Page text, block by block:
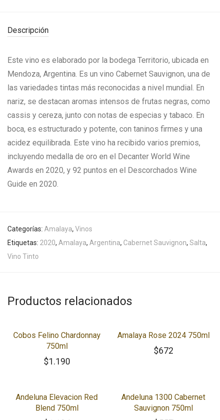
Descripción
Este vino es elaborado por la bodega Territorio, ubicada en
Mendoza, Argentina. Es un vino Cabernet Sauvignon, una de
las variedades tintas más reconocidas a nivel mundial. En
nariz, se destacan aromas intensos de frutas negras, como
cassis y cereza, junto con notas de especias y tabaco. En
boca, es estructurado y potente, con taninos firmes y una
acidez equilibrada. Este vino ha recibido varios premios,
incluyendo medalla de oro en el Decanter World Wine
Awards en 2020, y 92 puntos en el Descorchados Wine
Guide en 2020.
Categorías: Amalaya, Vinos
Etiquetas: 2020, Amalaya, Argentina, Cabernet Sauvignon, Salta,
Vino Tinto
Productos relacionados
Cobos Felino Chardonnay
750ml
$1.190
Amalaya Rose 2024 750ml
$672
Andeluna Elevacion Red
Blend 750ml
Andeluna 1300 Cabernet
Sauvignon 750ml